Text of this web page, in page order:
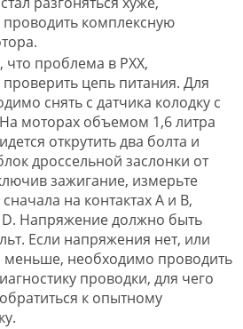
комплексную
проблема в РХХ,
цепь питания. Для
снять с датчика колодку с
моторах объемом 1,6 литра
открутить два болта и
дроссельной заслонки от
зажигание, измерьте
на контактах А и В,
D. Напряжение должно быть
Если напряжения нет, или
меньше, необходимо проводить
проводки, для чего
к опытному